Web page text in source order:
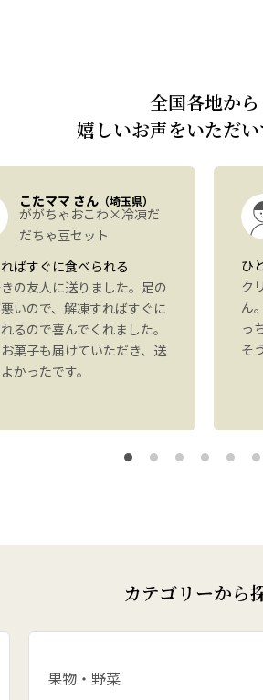
全国各地から
嬉しいお声をいただ
こたママ さん （埼玉県）
ががちゃおこわ×冷凍だ
だちゃ豆セット
ばすぐに食べられる
の友人に送りました。足の
いので、解凍すればすぐに
るので喜んでくれました。
菓子も届けていただき、送
かったです。
ひ
ク
ん
っ
そ
カテゴリーから
果物・野菜